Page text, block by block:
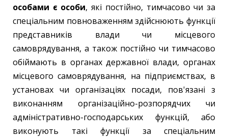
особами є особи, які постійно, тимчасово чи за
спеціальним повноваженням здійснюють функції
представників влади чи місцевого
самоврядування, а також постійно чи тимчасово
обіймають в органах державної влади, органах
місцевого самоврядування, на підприємствах, в
установах чи організаціях посади, пов'язані з
виконанням організаційно-розпорядчих чи
адміністративно-господарських функцій, або
виконують такі функції за спеціальним